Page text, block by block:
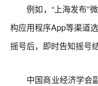
例如，“上海发布”微
构应用程序App等渠道
摇号后，即时告知摇号
中国商业经济学会副